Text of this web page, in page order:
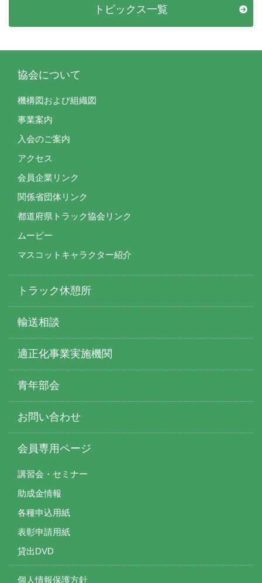
トピックス一覧
協会について
機構図および組織図
事業案内
入会のご案内
アクセス
会員企業リンク
関係省団体リンク
都道府県トラック協会リンク
ムービー
マスコットキャラクター紹介
トラック休憩所
輸送相談
適正化事業実施機関
青年部会
お問い合わせ
会員専用ページ
講習会・セミナー
助成金情報
各種申込用紙
表彰申請用紙
貸出DVD
個人情報保護方針